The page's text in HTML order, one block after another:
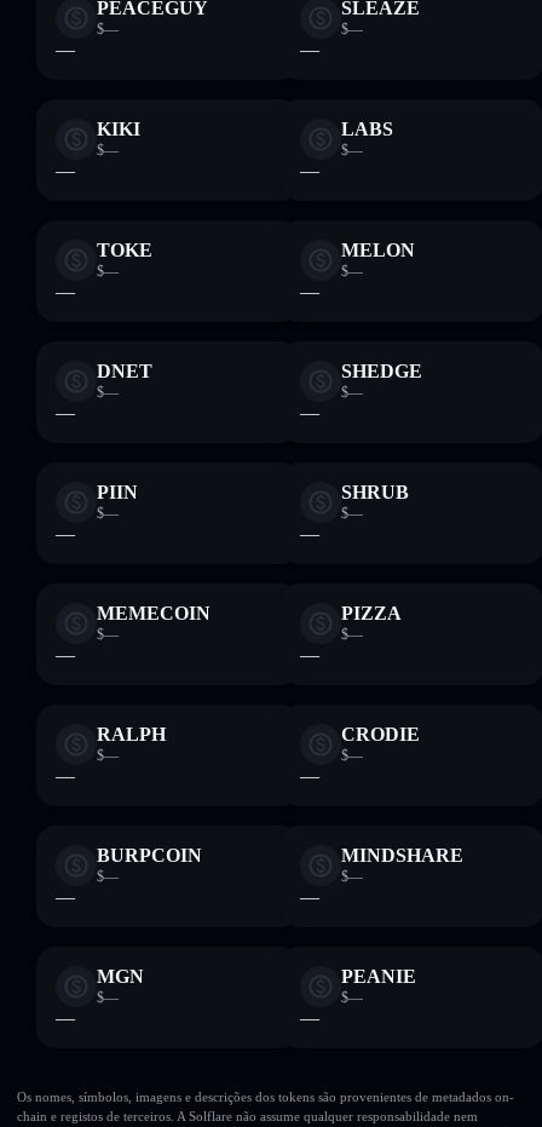
PEACEGUY
$—
—
SLEAZE
$—
—
KIKI
$—
—
LABS
$—
—
TOKE
$—
—
MELON
$—
—
DNET
$—
—
SHEDGE
$—
—
PIIN
$—
—
SHRUB
$—
—
MEMECOIN
$—
—
PIZZA
$—
—
RALPH
$—
—
CRODIE
$—
—
BURPCOIN
$—
—
MINDSHARE
$—
—
MGN
$—
—
PEANIE
$—
—
Os nomes, símbolos, imagens e descrições dos tokens são provenientes de metadados on-
chain e registos de terceiros. A Solflare não assume qualquer responsabilidade nem